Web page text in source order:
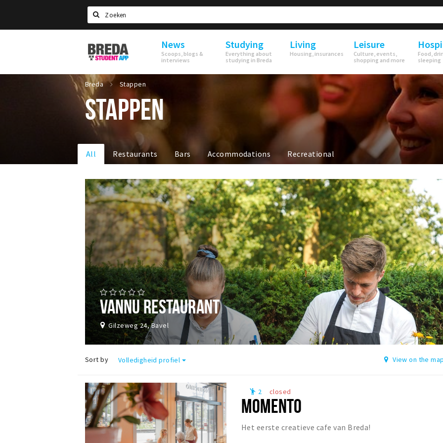
Search
Breda
Student
News
Scoops, blogs &
interviews
Studying
Everything about
studying in Breda
Living
Housing, insurances
Leisure
Culture, events,
shopping and more
Food,
sleeping
Breda Stappen
STAPPEN
All Restaurants Bars Accommodations Recreational
VANNU RESTAURANT
Gilzeweg 24, Bavel
Sort by Volledigheid profiel View on the
emoji_people 2 closed
MOMENTO
Het eerste creatieve cafe van Breda!